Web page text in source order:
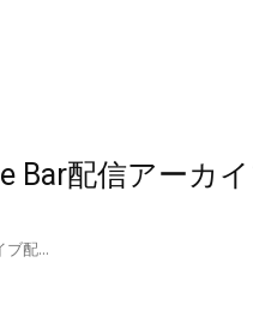
Bar配信アーカ
ブ配...